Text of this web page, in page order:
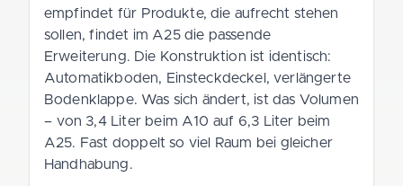
empfindet für Produkte, die aufrecht stehen
sollen, findet im A25 die passende
Erweiterung. Die Konstruktion ist identisch:
Automatikboden, Einsteckdeckel, verlängerte
Bodenklappe. Was sich ändert, ist das Volumen
– von 3,4 Liter beim A10 auf 6,3 Liter beim
A25. Fast doppelt so viel Raum bei gleicher
Handhabung.